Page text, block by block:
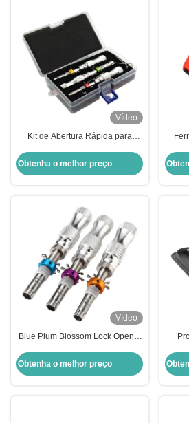
Vídeo
Kit de Abertura Rápida para
Ameixa da Coreia do Sul 3
Conjuntos Vermelho Unidades de
Obtenha o melhor preço
Vídeo
Blue Plum Blossom Lock Opener
suave de fechamento
Obtenha o melhor preço